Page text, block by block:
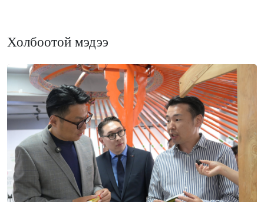
Холбоотой мэдээ